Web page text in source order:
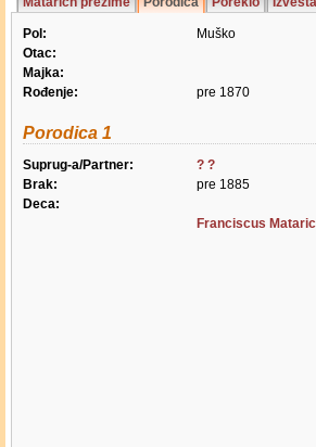
Pol:
Muško
Otac:
Majka:
Rođenje:
pre 1870
Porodica 1
Suprug-a/Partner:
? ?
Brak:
pre 1885
Deca:
Franciscus